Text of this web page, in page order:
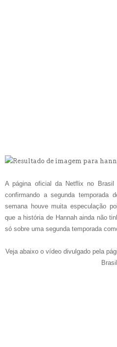
A página oficial da Netflix no Brasil
confirmando a segunda temporada
semana houve muita especulação
que a história de Hannah ainda não
só sobre uma segunda temporada
Veja abaixo o vídeo divulgado pela